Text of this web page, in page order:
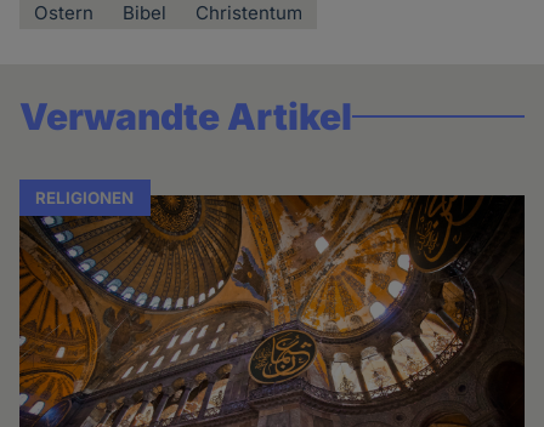
Ostern Bibel Christentum
Verwandte Artikel
RELIGIONEN